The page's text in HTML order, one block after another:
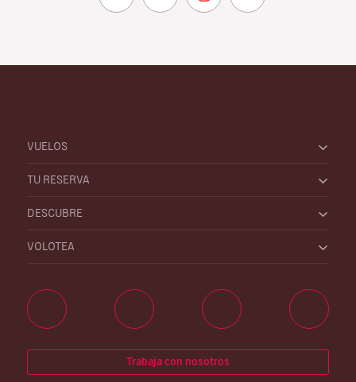
VUELOS
TU RESERVA
DESCUBRE
VOLOTEA
Trabaja con nosotros